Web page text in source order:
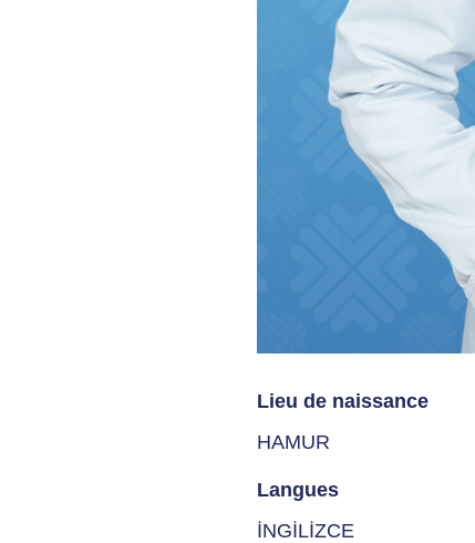
Lieu de naissance
HAMUR
Langues
İNGİLİZCE